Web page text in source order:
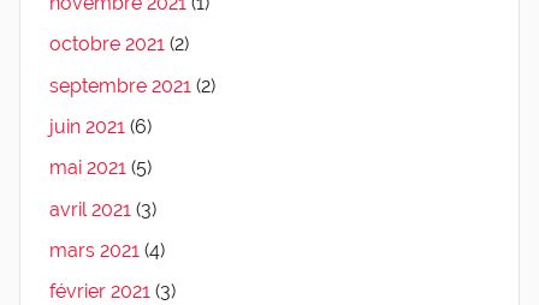
octobre 2021 (2)
septembre 2021 (2)
juin 2021 (6)
mai 2021 (5)
avril 2021 (3)
mars 2021 (4)
février 2021 (3)